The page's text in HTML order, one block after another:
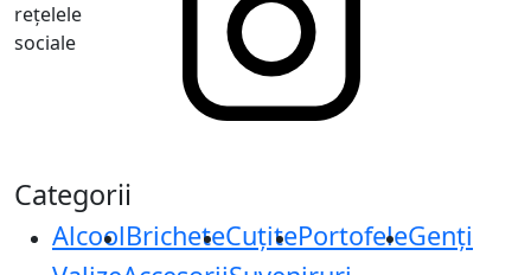
rețelele
sociale
Categorii
AlcoolBricheteCuțitePortofeleGenți